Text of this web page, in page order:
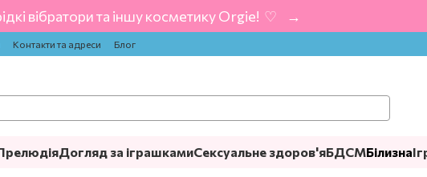
вібратори та іншу косметику Orgie! ‍ ♡ ‍ →
Контакти та адреси Блог
Догляд за іграшкамиСексуальне здоров'яБДСМБілизна